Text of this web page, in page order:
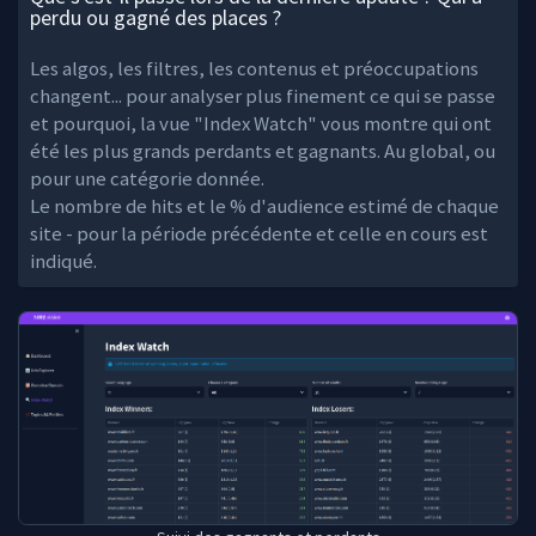
perdu ou gagné des places ?
Les algos, les filtres, les contenus et préoccupations
changent... pour analyser plus finement ce qui se passe
et pourquoi, la vue "Index Watch" vous montre qui ont
été les plus grands perdants et gagnants. Au global, ou
pour une catégorie donnée.
Le nombre de hits et le % d'audience estimé de chaque
site - pour la période précédente et celle en cours est
indiqué.